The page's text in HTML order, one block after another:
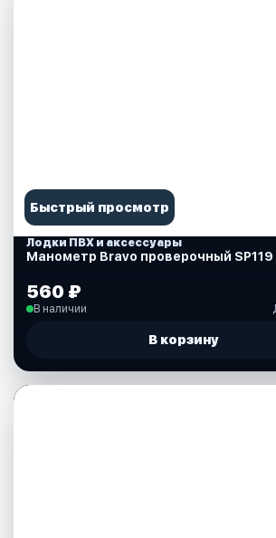
Быстрый просмотр
Лодки ПВХ и аксессуары
Манометр Bravo проверочный SP119
560 ₽
В наличии
В корзину